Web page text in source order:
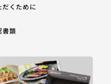
だくために
書類